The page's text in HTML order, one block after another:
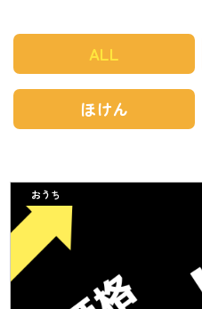
ALL
ほけん
おうち